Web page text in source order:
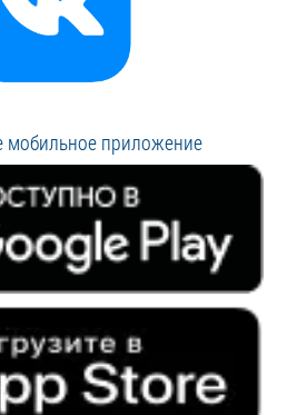
мобильное приложение